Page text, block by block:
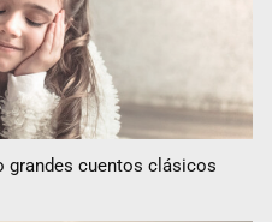
grandes cuentos clásicos